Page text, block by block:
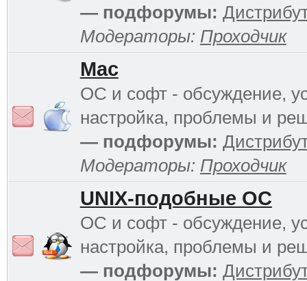
— подфорумы:
Модераторы: Проходчик
Mac
ОС и софт - обсуждение,
настройка, проблемы и
— подфорумы:
Модераторы: Проходчик
UNIX-подобные ОС
ОС и софт - обсуждение,
настройка, проблемы и
— подфорумы: